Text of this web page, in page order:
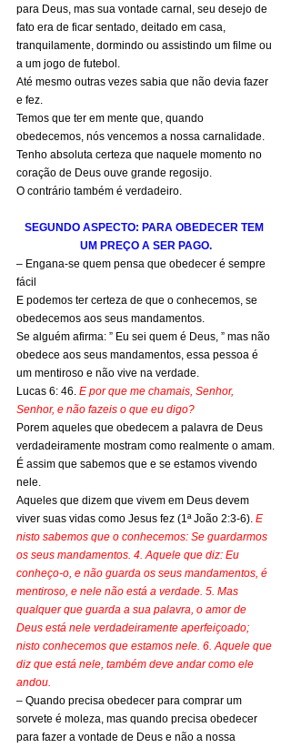
para Deus, mas sua vontade carnal, seu desejo de
fato era de ficar sentado, deitado em casa,
tranquilamente, dormindo ou assistindo um filme ou
a um jogo de futebol.
Até mesmo outras vezes sabia que não devia fazer
e fez.
Temos que ter em mente que, quando
obedecemos, nós vencemos a nossa carnalidade.
Tenho absoluta certeza que naquele momento no
coração de Deus ouve grande regosijo.
O contrário também é verdadeiro.
SEGUNDO ASPECTO: PARA OBEDECER TEM
UM PREÇO A SER PAGO.
– Engana-se quem pensa que obedecer é sempre
fácil
E podemos ter certeza de que o conhecemos, se
obedecemos aos seus mandamentos.
Se alguém afirma: ” Eu sei quem é Deus, ” mas não
obedece aos seus mandamentos, essa pessoa é
um mentiroso e não vive na verdade.
Lucas 6: 46. E por que me chamais, Senhor,
Senhor, e não fazeis o que eu digo?
Porem aqueles que obedecem a palavra de Deus
verdadeiramente mostram como realmente o amam.
É assim que sabemos que e se estamos vivendo
nele.
Aqueles que dizem que vivem em Deus devem
viver suas vidas como Jesus fez (1ª João 2:3-6). E
nisto sabemos que o conhecemos: Se guardarmos
os seus mandamentos. 4. Aquele que diz: Eu
conheço-o, e não guarda os seus mandamentos, é
mentiroso, e nele não está a verdade. 5. Mas
qualquer que guarda a sua palavra, o amor de
Deus está nele verdadeiramente aperfeiçoado;
nisto conhecemos que estamos nele. 6. Aquele que
diz que está nele, também deve andar como ele
andou.
– Quando precisa obedecer para comprar um
sorvete é moleza, mas quando precisa obedecer
para fazer a vontade de Deus e não a nossa